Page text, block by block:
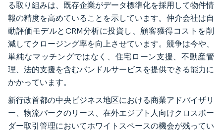
る取り組みは、既存企業がデータ標準化を採用して物件情
報の精度を高めていることを示しています。仲介会社は自
動評価モデルとCRM分析に投資し、顧客獲得コストを削
減してクロージング率を向上させています。競争は今や、
単純なマッチングではなく、住宅ローン支援、不動産管
理、法的支援を含むバンドルサービスを提供できる能力に
かかっています。
新行政首都の中央ビジネス地区における商業アドバイザリ
ー、物流パークのリース、在外エジプト人向けクロスボー
ダー取引管理においてホワイトスペースの機会が残ってい